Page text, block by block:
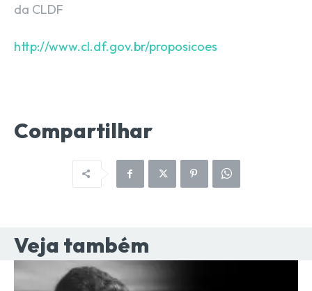
da CLDF
http://www.cl.df.gov.br/proposicoes
Compartilhar
Veja também